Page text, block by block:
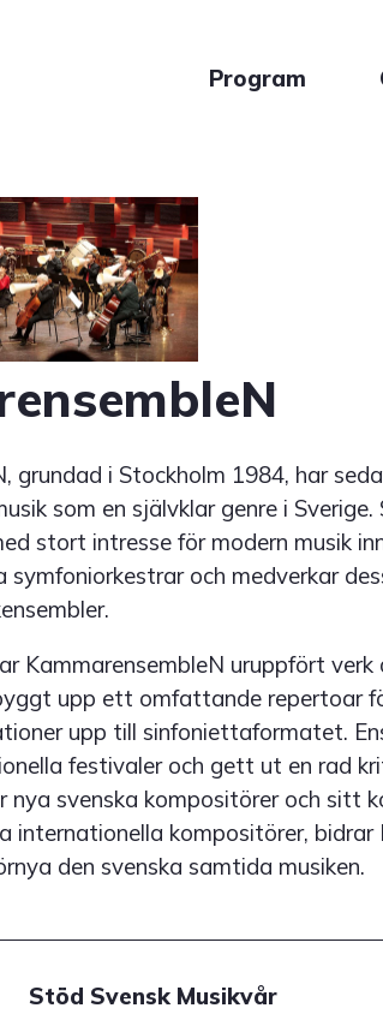
Program
grundad i Stockholm 1984, har
som en självklar genre i
stort intresse för modern musik
symfoniorkestrar och medverkar
KammarensembleN uruppfört verk
upp ett omfattande repertoar
upp till sinfoniettaformatet.
festivaler och gett ut en rad
nya svenska kompositörer och sitt
internationella kompositörer, bidrar
den svenska samtida musiken.
Stöd Svensk Musikvår